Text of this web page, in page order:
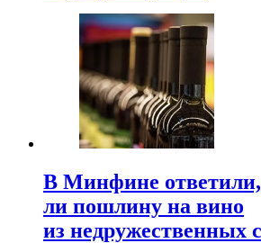
В Минфине
ли пошлину на вино
из недружественных